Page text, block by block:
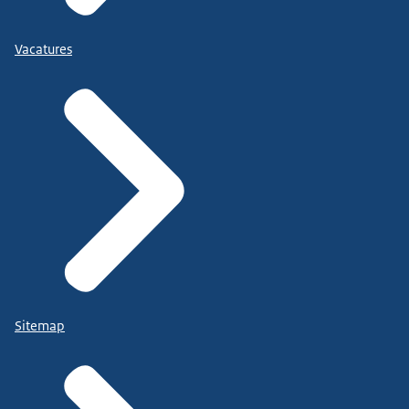
Vacatures
Sitemap